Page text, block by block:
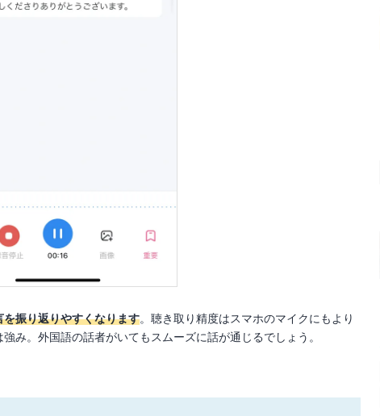
振り返りやすくなります。聴き取り精度はスマホのマイクにもより
み。外国語の話者がいてもスムーズに話が通じるでしょう。